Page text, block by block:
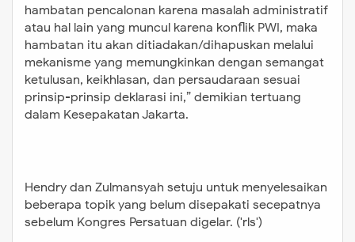
hambatan pencalonan karena masalah administratif
atau hal lain yang muncul karena konflik PWI, maka
hambatan itu akan ditiadakan/dihapuskan melalui
mekanisme yang memungkinkan dengan semangat
ketulusan, keikhlasan, dan persaudaraan sesuai
prinsip-prinsip deklarasi ini,” demikian tertuang
dalam Kesepakatan Jakarta.
Hendry dan Zulmansyah setuju untuk menyelesaikan
beberapa topik yang belum disepakati secepatnya
sebelum Kongres Persatuan digelar. ('rls')